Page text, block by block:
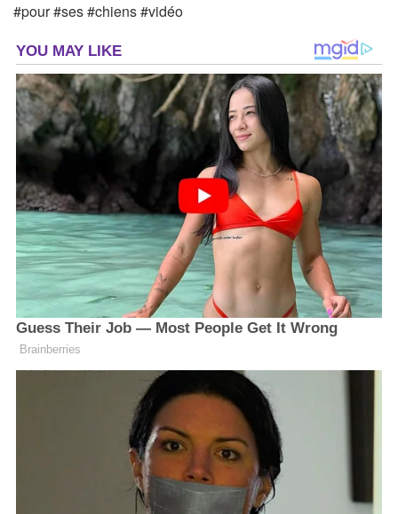
#pour #ses #chiens #vidéo